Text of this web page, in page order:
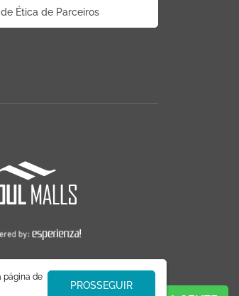
página de
PROSSEGUIR
Ética de Parceiros